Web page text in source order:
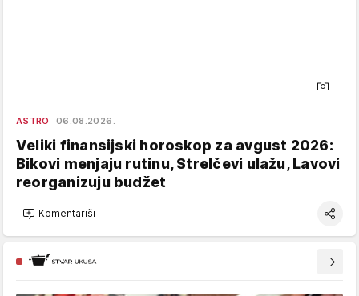
ASTRO 06.08.2026.
Veliki finansijski horoskop za avgust 2026:
Bikovi menjaju rutinu, Strelčevi ulažu, Lavovi
reorganizuju budžet
Komentariši